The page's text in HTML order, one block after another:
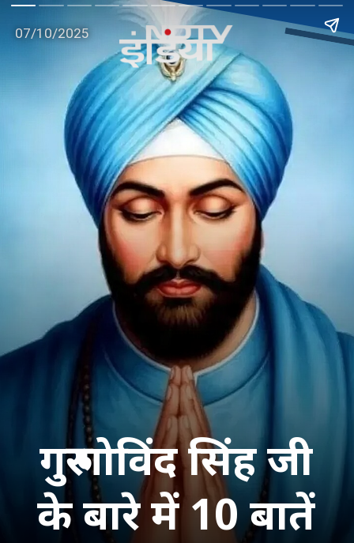
गुरु गोविंद सिंह जी
के बारे में 10 बातें
07/10/2025